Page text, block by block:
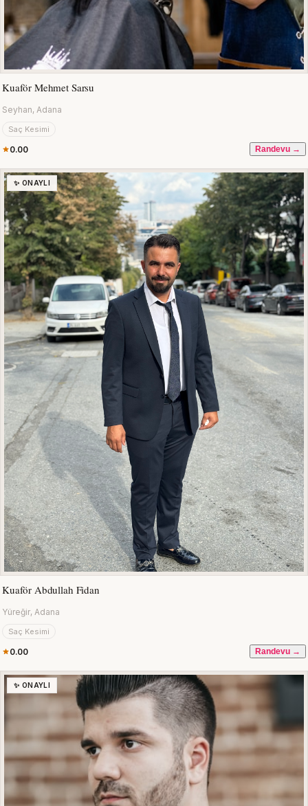
Kuaför Mehmet Sarsu
Seyhan, Adana
Saç Kesimi
0.00 Randevu →
✨ ONAYLI
Kuaför Abdullah Fidan
Yüreğir, Adana
Saç Kesimi
0.00 Randevu →
✨ ONAYLI